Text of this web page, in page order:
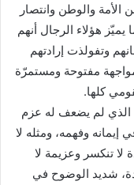
الأمة والوطن وانتصار
هؤلاء الرجال أنهم
وتفولذت إرادتهم
مفتوحة ومستمرّة
كلها.
الذي لم يضعف له عزم
إيمانه وفهمه، ومثله لا
تنكسر وعزيمة لا
شديد الوضوح في